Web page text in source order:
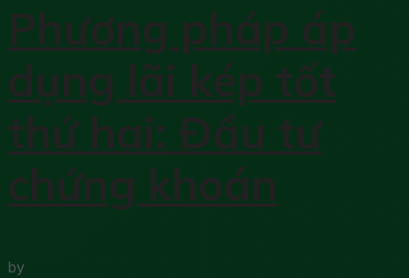
Phương pháp áp
dụng lãi kép tốt
thứ hai: Đầu tư
chứng khoán
by